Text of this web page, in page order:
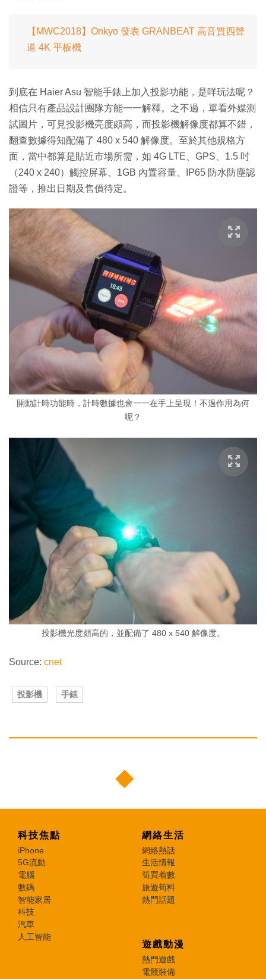
【MWC2018】Onkyo 發表 GRANBEAT 高音質四聲
道 4K 平板機
到底在 Haier Asu 智能手錶上加入投影功能，是咩玩法呢？
相信只有產品設計團隊方能一一解釋。之不過，單看外媒測
試圖片，可見投影機亮度頗高，而投影機解像度都算不錯，
翻查數據得知配備了 480 x 540 解像度。至於其他規格方
面，當中都算是貼近市場所需，如 4G LTE、GPS、1.5 吋
（240 x 240）觸控屏幕、1GB 內置容量、IP65 防水防塵認
證等，推出日期及售價待定。
開動計時功能時，計時數據也會一一在手上呈現！不過作用為何
呢？
投影機光度頗高的，並配備了 480 x 540 解像度。
Source: cnet
投影機 手錶
科技焦點
iPhone
5G流動
電腦
數碼
智能家居
科技
汽車
人工智能
網絡生活
網絡熱話
生活情報
筍買着數
旅遊筍料
熱門話題
遊戲動漫
熱門遊戲
電競裝備